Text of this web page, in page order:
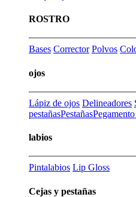
ROSTRO
Bases Corrector Polvos
ojos
Lápiz de ojos Delineadores
pestañasPestañas
labios
Pintalabios Lip Gloss
Cejas y pestañas